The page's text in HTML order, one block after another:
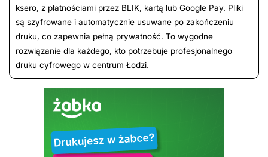
ksero, z płatnościami przez BLIK, kartą lub Google Pay. Pliki
są szyfrowane i automatycznie usuwane po zakończeniu
druku, co zapewnia pełną prywatność. To wygodne
rozwiązanie dla każdego, kto potrzebuje profesjonalnego
druku cyfrowego w centrum Łodzi.